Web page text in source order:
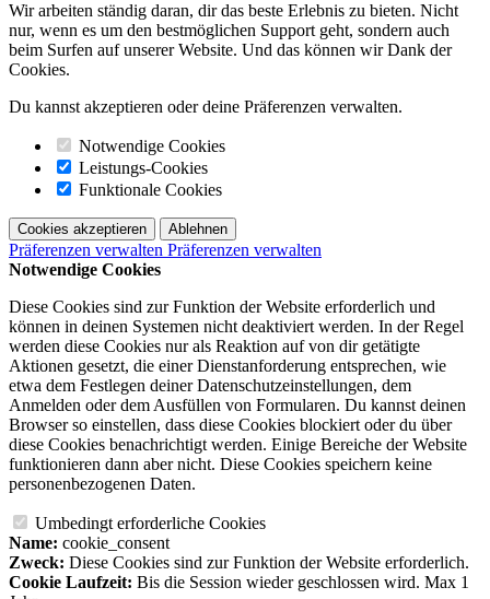
Wir arbeiten ständig daran, dir das beste Erlebnis zu bieten. Nicht
nur, wenn es um den bestmöglichen Support geht, sondern auch
beim Surfen auf unserer Website. Und das können wir Dank der
Cookies.
Du kannst akzeptieren oder deine Präferenzen verwalten.
Notwendige Cookies
Leistungs-Cookies
Funktionale Cookies
Cookies akzeptieren Ablehnen
Präferenzen verwalten Präferenzen verwalten
Notwendige Cookies
Diese Cookies sind zur Funktion der Website erforderlich und
können in deinen Systemen nicht deaktiviert werden. In der Regel
werden diese Cookies nur als Reaktion auf von dir getätigte
Aktionen gesetzt, die einer Dienstanforderung entsprechen, wie
etwa dem Festlegen deiner Datenschutzeinstellungen, dem
Anmelden oder dem Ausfüllen von Formularen. Du kannst deinen
Browser so einstellen, dass diese Cookies blockiert oder du über
diese Cookies benachrichtigt werden. Einige Bereiche der Website
funktionieren dann aber nicht. Diese Cookies speichern keine
personenbezogenen Daten.
Umbedingt erforderliche Cookies
Name: cookie_consent
Zweck: Diese Cookies sind zur Funktion der Website erforderlich.
Cookie Laufzeit: Bis die Session wieder geschlossen wird. Max 1